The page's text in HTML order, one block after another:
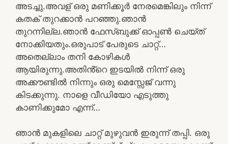
അടച്ചു.അവള് ഒരു മണിക്കൂർ നേരമെങ്കിലും നിന്ന്
കതക് തുറക്കാൻ പറഞ്ഞു.ഞാൻ
തുറന്നില്ല.ഞാൻ ഫേസ്ബുക്ക് ഓപ്പൺ ചെയ്ത്
നോക്കിയതും.ഒരുപാട് പേരുടെ ചാറ്റ്…
അതെല്ലാം തനി കോഴികൾ
ആയിരുന്നു.അതിൻ്റെ ഇടയിൽ നിന്ന് ഒരു
അക്കൗണ്ടിൽ നിന്നും ഒരു മെസ്സേജ് വന്നു
കിടക്കുന്നു. നാളെ വീഡിയോ എടുത്തു
കാണിക്കുമോ എന്ന്…
ഞാൻ മുകളിലെ ചാറ്റ് മുഴുവൻ ഇരുന്ന് തപ്പി. ഒരു